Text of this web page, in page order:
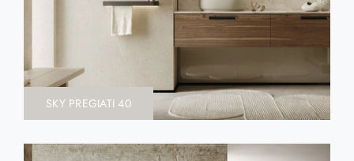
SKY PREGIATI 40